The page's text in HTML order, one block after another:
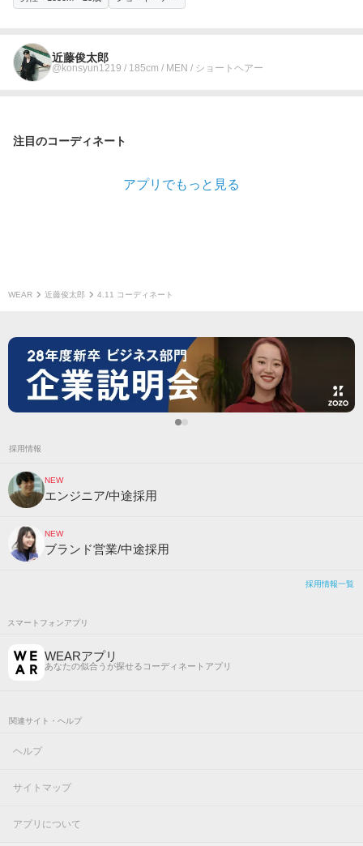
近藤俊太郎
@konsyun1219 / 185cm / MEN / ショートヘアー
注目のコーディネート
アプリでもっと見る
WEAR 近藤俊太郎 4.11 コーディネート
採用情報
NEW
エンジニア/中途採用
NEW
ブランド営業/中途採用
採用情報一覧
スマートフォンアプリ
WEARアプリ
あなたの似合うが探せるコーディネートアプリ
関連サイト・ヘルプ
ヘルプ
サイトマップ
アプリについて